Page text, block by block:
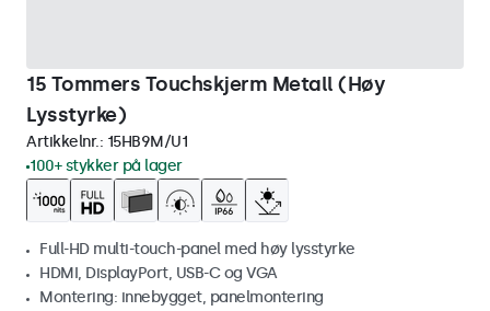
15 Tommers Touchskjerm Metall (Høy
Lysstyrke)
Artikkelnr.: 15HB9M/U1
100+ stykker på lager
Full-HD multi-touch-panel med høy lysstyrke
HDMI, DisplayPort, USB-C og VGA
Montering: innebygget, panelmontering